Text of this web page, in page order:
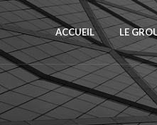
ACCUEIL LE